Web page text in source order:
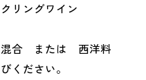
リングワイン
混合 または 西洋料
ください。